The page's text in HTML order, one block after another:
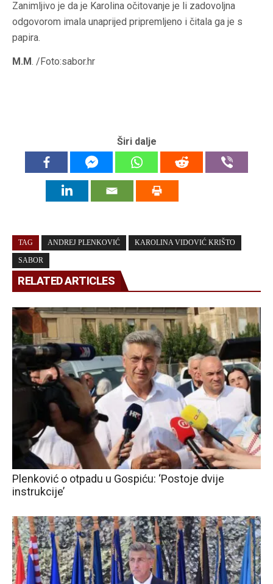
Zanimljivo je da je Karolina očitovanje je li zadovoljna
odgovorom imala unaprijed pripremljeno i čitala ga je s
papira.
M.M. /Foto:sabor.hr
Širi dalje
TAG ANDREJ PLENKOVIĆ KAROLINA VIDOVIĆ KRIŠTO
SABOR
RELATED ARTICLES
Plenković o otpadu u Gospiću: ‘Postoje dvije
instrukcije’